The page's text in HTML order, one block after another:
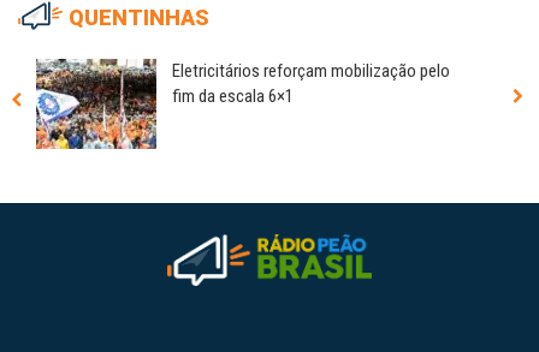
QUENTINHAS
Eletricitários reforçam mobilização pelo
fim da escala 6×1